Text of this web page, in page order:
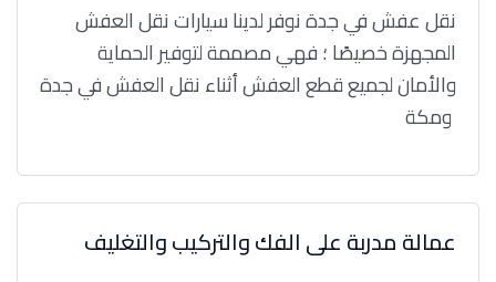
نقل عفش في جدة نوفر لدينا سيارات نقل العفش
المجهزة خصيصًا ؛ فهي مصممة لتوفير الحماية
والأمان لجميع قطع العفش أثناء نقل العفش في جدة
عمالة مدربة على الفك والتركيب والتغليف